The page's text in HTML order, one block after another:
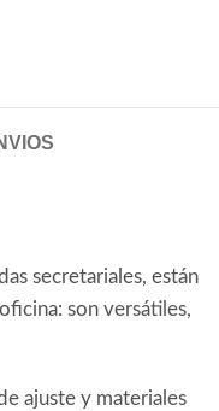
secretariales, están
son versátiles,
ajuste y materiales